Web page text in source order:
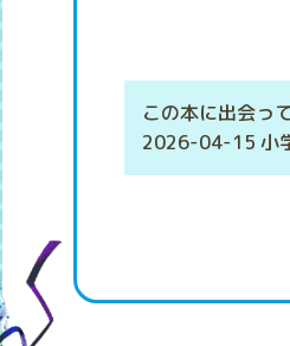
この本に出会っ
2026-04-15 小